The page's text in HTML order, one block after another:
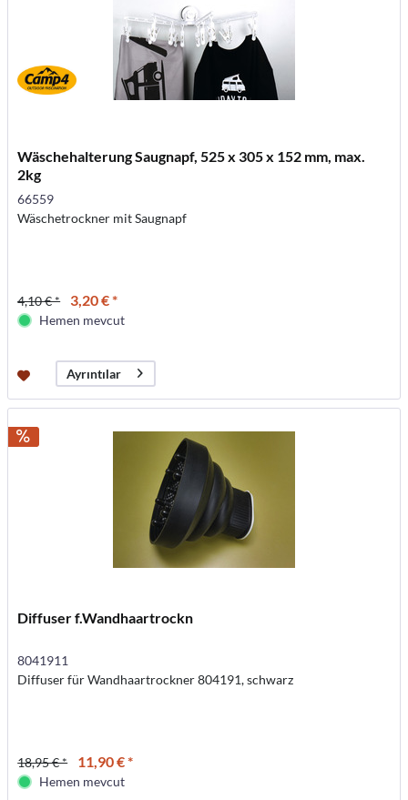
Wäschehalterung Saugnapf, 525 x 305 x 152 mm, max.
2kg
66559
Wäschetrockner mit Saugnapf
4,10 € * 3,20 € *
Hemen mevcut
Ayrıntılar
Diffuser f.Wandhaartrockn
8041911
Diffuser für Wandhaartrockner 804191, schwarz
18,95 € * 11,90 € *
Hemen mevcut